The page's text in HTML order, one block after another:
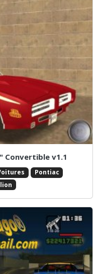
Convertible v1.1
Pontiac